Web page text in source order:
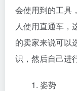
会使用到的工具
人使用直通车，
的卖家来说可以
识，然后自己进
1. 姿势